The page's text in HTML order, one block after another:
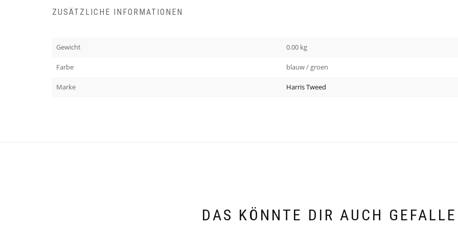
ZUSÄTZLICHE INFORMATIONEN
Gewicht 0.00 kg
Farbe blauw / groen
Marke Harris Tweed
DAS KÖNNTE DIR AUCH